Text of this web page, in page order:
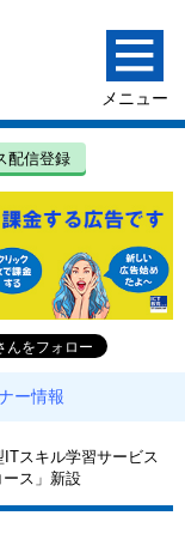
配信登録
ー情報
スキル学習サービス
ース」新設